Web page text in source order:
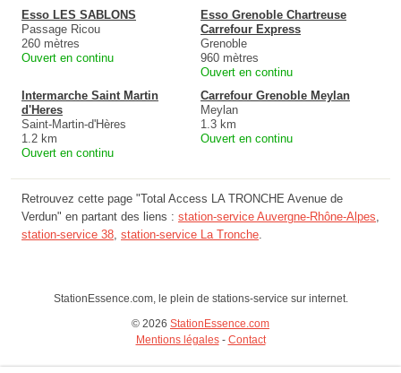
Esso LES SABLONS
Passage Ricou
260 mètres
Ouvert en continu
Esso Grenoble Chartreuse
Carrefour Express
Grenoble
960 mètres
Ouvert en continu
Intermarche Saint Martin
d'Heres
Saint-Martin-d'Hères
1.2 km
Ouvert en continu
Carrefour Grenoble Meylan
Meylan
1.3 km
Ouvert en continu
Retrouvez cette page "Total Access LA TRONCHE Avenue de
Verdun" en partant des liens : station-service Auvergne-Rhône-Alpes,
station-service 38, station-service La Tronche.
StationEssence.com, le plein de stations-service sur internet.
© 2026 StationEssence.com
Mentions légales- Contact